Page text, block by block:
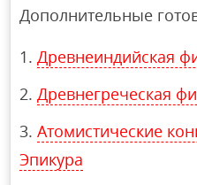
Дополнительные
Древнеиндийская
Древнегреческая
Атомистические
Эпикура